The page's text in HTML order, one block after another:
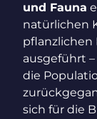
und Fauna
natürlichen
pflanzlichen
ausgeführt
die
sich für die